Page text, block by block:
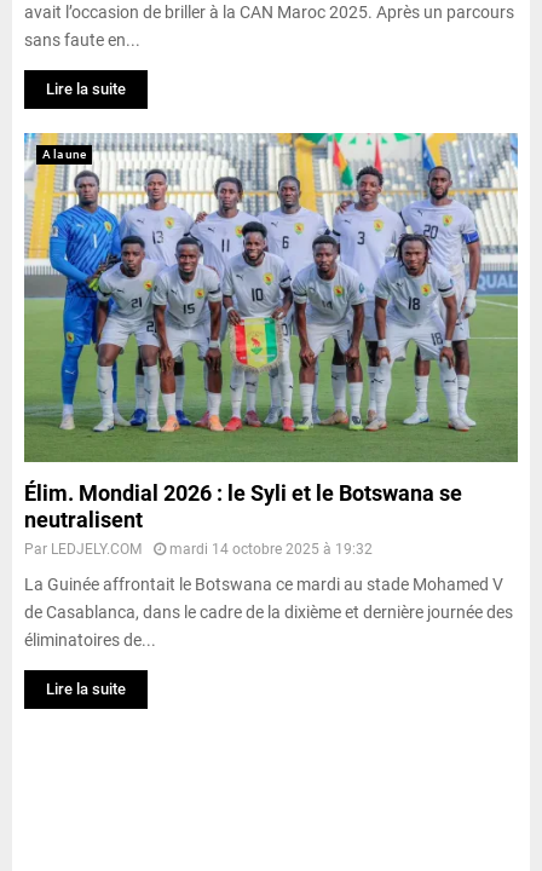
avait l’occasion de briller à la CAN Maroc 2025. Après un parcours
sans faute en...
Lire la suite
A la une
Élim. Mondial 2026 : le Syli et le Botswana se
neutralisent
Par LEDJELY.COM mardi 14 octobre 2025 à 19:32
La Guinée affrontait le Botswana ce mardi au stade Mohamed V
de Casablanca, dans le cadre de la dixième et dernière journée des
éliminatoires de...
Lire la suite